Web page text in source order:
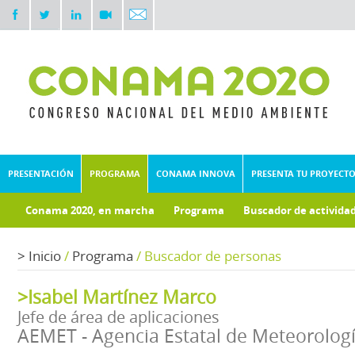
PRESENTACIÓN PROGRAMA CONAMA INNOVA PRESENTA TU PROYECTO
Conama 2020, en marcha Programa Buscador de
> Inicio/ Programa / Buscador de personas
>Isabel Martínez Marco
Jefe de área de aplicaciones
AEMET - Agencia Estatal de